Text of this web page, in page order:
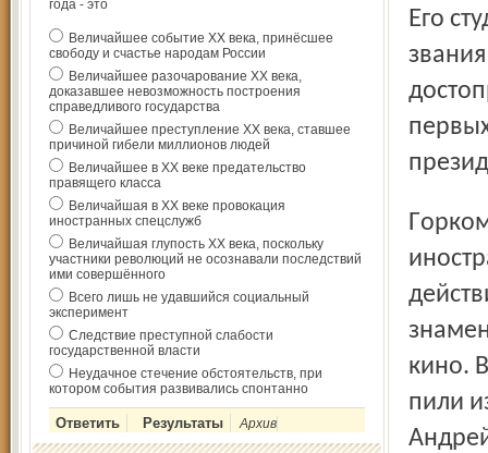
года - это
Величайшее событие ХХ века, принёсшее
свободу и счастье народам России
Величайшее разочарование ХХ века,
доказавшее невозможность построения
справедливого государства
Величайшее преступление ХХ века, ставшее
причиной гибели миллионов людей
Величайшее в ХХ веке предательство
правящего класса
Величайшая в ХХ веке провокация
иностранных спецслужб
Величайшая глупость ХХ века, поскольку
участники революций не осознавали последствий
ими совершённого
Всего лишь не удавшийся социальный
эксперимент
Следствие преступной слабости
государственной власти
Неудачное стечение обстоятельств, при
котором события развивались спонтанно
Архив
Его студия первая в Советском Союзе была удостоена
Горком и обком партии привозили к Рэму десятки
кино.
пили